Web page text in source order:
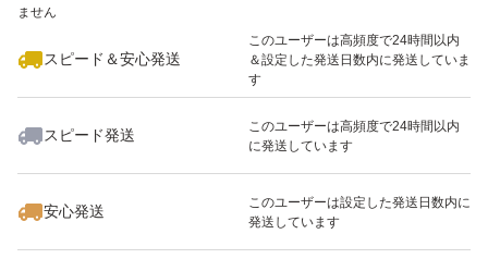
ません
スピード＆安心発送
このユーザーは高頻度で24時間以内
＆設定した発送日数内に発送していま
す
スピード発送
このユーザーは高頻度で24時間以内
に発送しています
安心発送
このユーザーは設定した発送日数内に
発送しています
いいね！
2,880